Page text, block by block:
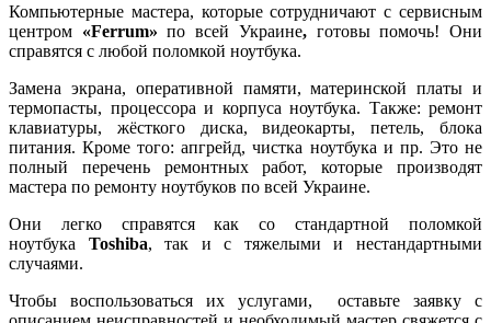
Компьютерные мастера, которые сотрудничают с сервисным
центром «Ferrum» по всей Украине,готовы помочь! Они
справятся с любой поломкой ноутбука.
Замена экрана, оперативной памяти, материнской платы и
термопасты, процессора и корпуса ноутбука. Также: ремонт
клавиатуры, жёсткого диска, видеокарты, петель, блока
питания. Кроме того: апгрейд, чистка ноутбука и пр. Это не
полный перечень ремонтных работ, которые производят
мастера по ремонту ноутбуков по всей Украине.
Они легко справятся как со стандартной поломкой
ноутбука Toshiba, так и с тяжелыми и нестандартными
случаями.
Чтобы воспользоваться их услугами, оставьте заявку с